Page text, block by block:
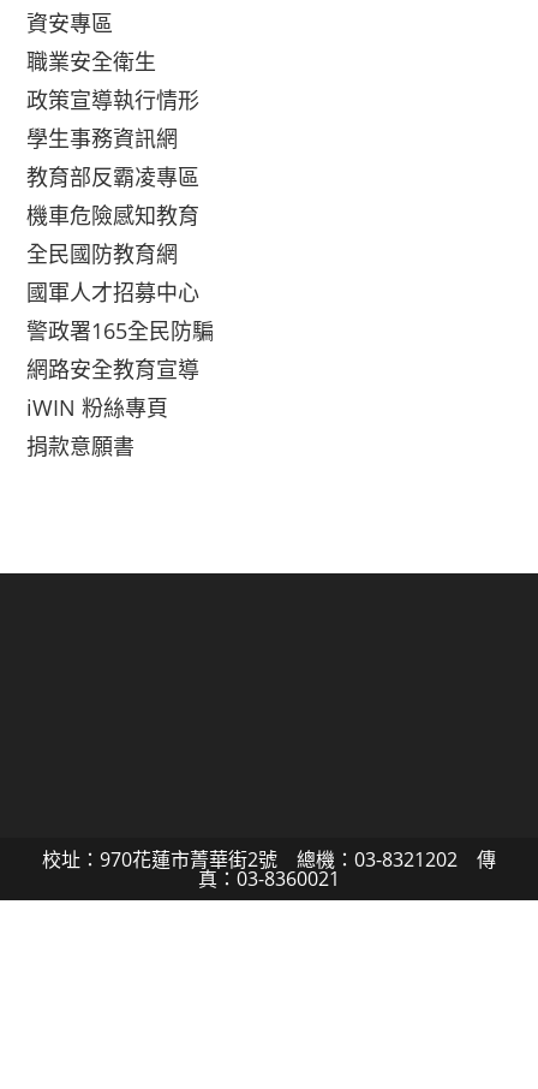
資安專區
職業安全衛生
政策宣導執行情形
學生事務資訊網
教育部反霸凌專區
機車危險感知教育
全民國防教育網
國軍人才招募中心
警政署165全民防騙
網路安全教育宣導
iWIN 粉絲專頁
捐款意願書
校址：970花蓮市菁華街2號 總機：03-8321202 傳
真：03-8360021